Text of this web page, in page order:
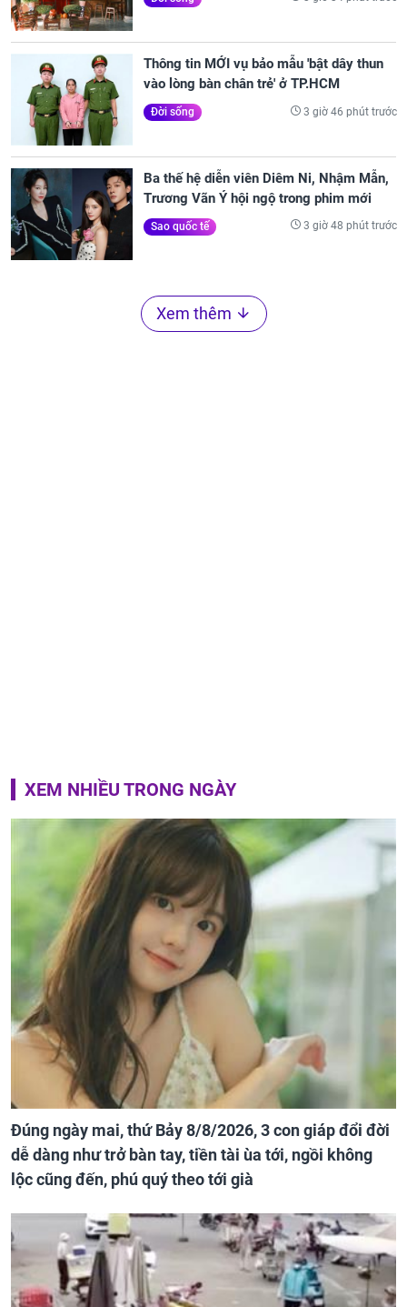
Thông tin MỚI vụ bảo mẫu 'bật dây thun
vào lòng bàn chân trẻ' ở TP.HCM
Đời sống 3 giờ 46 phút trước
Ba thế hệ diễn viên Diêm Ni, Nhậm Mẫn,
Trương Vãn Ý hội ngộ trong phim mới
Sao quốc tế 3 giờ 48 phút trước
Xem thêm
XEM NHIỀU TRONG NGÀY
Đúng ngày mai, thứ Bảy 8/8/2026, 3 con giáp đổi đời
dễ dàng như trở bàn tay, tiền tài ùa tới, ngồi không
lộc cũng đến, phú quý theo tới già